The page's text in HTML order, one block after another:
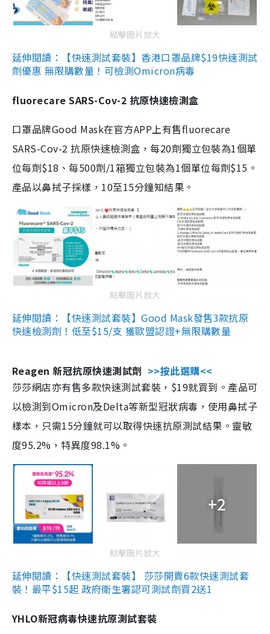
點擊圖片放大
延伸閱讀：【快速測試套裝】香港口罩品牌$19快速測試
劑優惠 無限購數量！可檢測Omicron病毒
fluorecare SARS-Cov-2 抗原快速檢測盒
口罩品牌Good Mask在官方APP上有售fluorecare
SARS-Cov-2 抗原快速檢測盒，每20劑獨立包裝為1個單
位每劑$18、每500劑/1箱獨立包裝為1個單位每劑$15。
產品以鼻拭子採樣，10至15分鐘知結果。
點擊圖片放大
延伸閱讀：【快速測試套裝】Good Mask發售3款抗原
快速檢測劑！低至$15/支 獲歐盟認證+無限購數量
Reagen 新冠抗原快速測試劑 >>按此選購<<
莎莎網店亦有售多款快速測試套裝，$19就買到。產品可
以檢測到Omicron及Delta等新型冠狀病毒，使用鼻拭子
樣本，只需15分鐘就可以取得快速抗原測試結果。靈敏
度95.2%，特異度98.1%。
+2
點擊圖片放大
延伸閱讀：【快速測試套裝】 莎莎開賣6款快速測試套
裝！最平$15起 政府衛生署認可測試劑買2送1
YHLO新冠病毒快速抗原測試套裝